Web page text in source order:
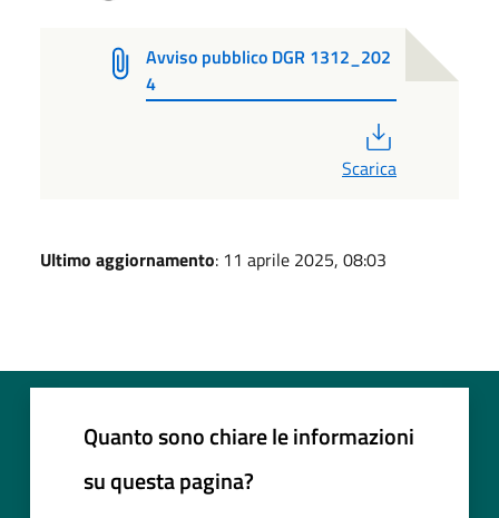
Avviso pubblico DGR 1312_202
4
Scarica
Ultimo aggiornamento: 11 aprile 2025, 08:03
Quanto sono chiare le informazioni
su questa pagina?